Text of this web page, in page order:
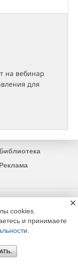
на вебинар
для
Библиотека
Реклама
cookies.
и принимаете
×